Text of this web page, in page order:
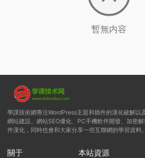
暫無内容
學課技術網專注WordPress主題和插件的漢化破解以
網站建設、網站SEO優化、PC手機軟件開發、加密
件漢化，同時也會和大家分享一些互聯網的學習資料。
關于 本站資源